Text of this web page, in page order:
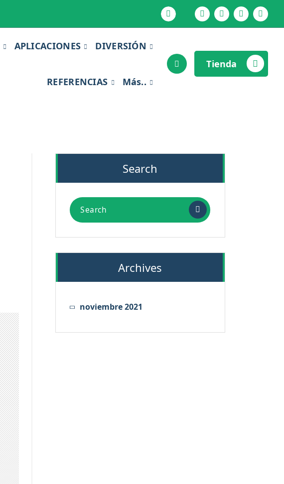
APLICACIONES DIVERSIÓN
REFERENCIAS Más..
Tienda
Search
Archives
noviembre 2021